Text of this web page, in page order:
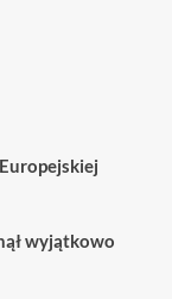
wyjątkowo